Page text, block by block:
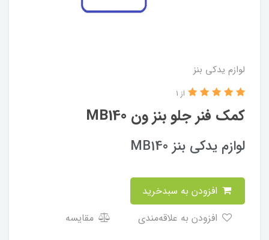
لوازم یدکی بنز
کمک فنر جلو بنز ون MB140
از 1
لوازم یدکی بنز MB140
مقایسه